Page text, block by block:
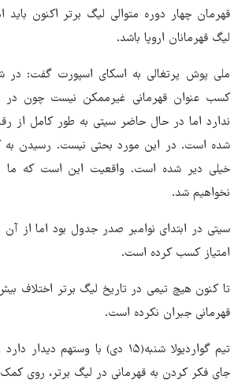
قهرمان چهار دوره متوالی لیگ برتر اکنون
لیگ قهرمانان اروپا باشد.
ملی پوش پرتغالی به اسکای اسپورت گفت: در
کسب عنوان قهرمانی غیرممکن نیست چون در
ندارد اما در حال حاضر سیتی به طور کامل از
شده است. در این مورد بحثی نیست. رسیدن به
خیلی دیر شده است. واقعیت این است که ما
نخواهیم شد.
امتیاز کسب کرده است.
قهرمانی جبران نکرده است.
تیم گواردیولا شنبه(۱۵ دی) با وستهم
جای فکر کردن به قهرمانی در لیگ برتر، روی